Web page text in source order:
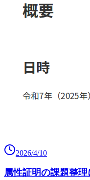
2026/4/10
属性証明の課題整理